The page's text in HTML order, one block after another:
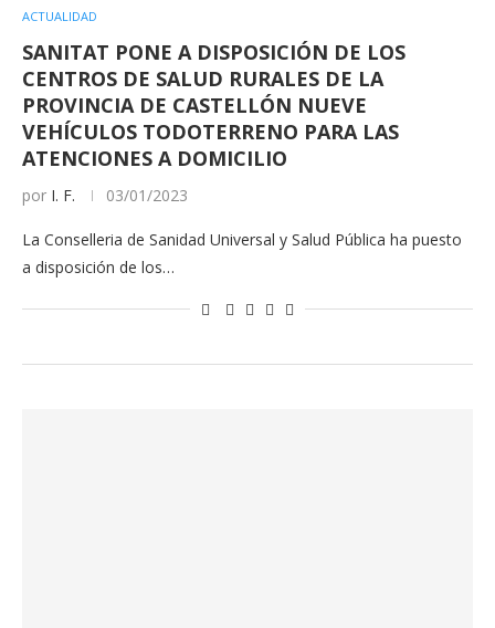
ACTUALIDAD
SANITAT PONE A DISPOSICIÓN DE LOS
CENTROS DE SALUD RURALES DE LA
PROVINCIA DE CASTELLÓN NUEVE
VEHÍCULOS TODOTERRENO PARA LAS
ATENCIONES A DOMICILIO
por I. F. 03/01/2023
La Conselleria de Sanidad Universal y Salud Pública ha puesto
a disposición de los…